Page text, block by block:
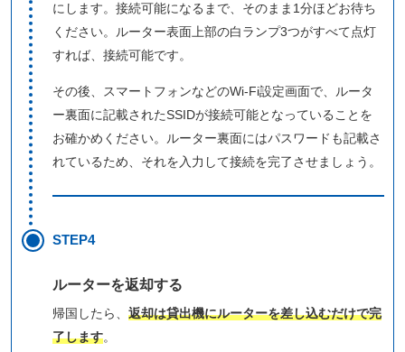
にします。接続可能になるまで、そのまま1分ほどお待ち
ください。ルーター表面上部の白ランプ3つがすべて点灯
すれば、接続可能です。
その後、スマートフォンなどのWi-Fi設定画面で、ルータ
ー裏面に記載されたSSIDが接続可能となっていることを
お確かめください。ルーター裏面にはパスワードも記載さ
れているため、それを入力して接続を完了させましょう。
STEP4
ルーターを返却する
帰国したら、 返却は貸出機にルーターを差し込むだけで完
了します。